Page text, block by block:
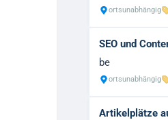
ortsunabhängig
SEO und
be
ortsunabhängig
Artikelplätze